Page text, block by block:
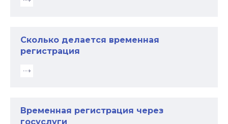
Сколько делается временная
регистрация
Временная регистрация через
госуслуги